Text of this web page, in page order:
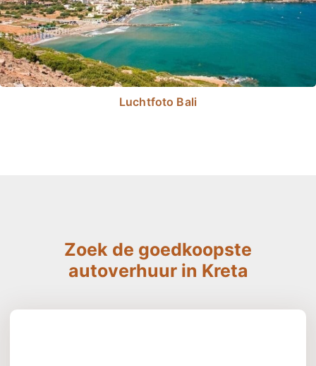
Luchtfoto Bali
Zoek de goedkoopste
autoverhuur in Kreta